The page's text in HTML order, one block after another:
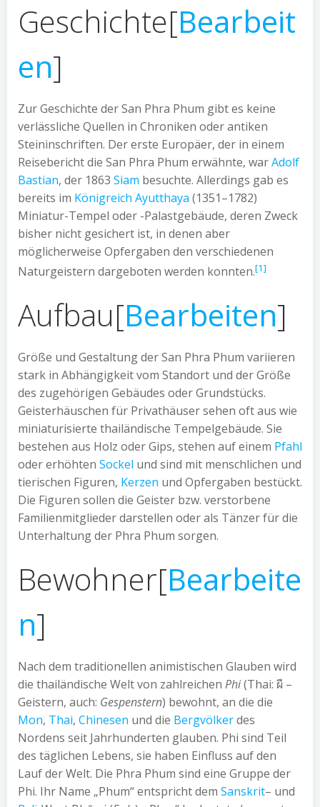
Geschichte[Bearbeit
en]
Zur Geschichte der San Phra Phum gibt es keine
verlässliche Quellen in Chroniken oder antiken
Steininschriften. Der erste Europäer, der in einem
Reisebericht die San Phra Phum erwähnte, warAdolf
Bastian, der 1863 Siam besuchte. Allerdings gab es
bereits im Königreich Ayutthaya (1351–1782)
Miniatur-Tempel oder -Palastgebäude, deren Zweck
bisher nicht gesichert ist, in denen aber
möglicherweise Opfergaben den verschiedenen
Naturgeistern dargeboten werden konnten.[1]
Aufbau[Bearbeiten]
Größe und Gestaltung der San Phra Phum variieren
stark in Abhängigkeit vom Standort und der Größe
des zugehörigen Gebäudes oder Grundstücks.
Geisterhäuschen für Privathäuser sehen oft aus wie
miniaturisierte thailändische Tempelgebäude. Sie
bestehen aus Holz oder Gips, stehen auf einem Pfahl
oder erhöhten Sockel und sind mit menschlichen und
tierischen Figuren, Kerzen und Opfergaben bestückt.
Die Figuren sollen die Geister bzw. verstorbene
Familienmitglieder darstellen oder als Tänzer für die
Unterhaltung der Phra Phum sorgen.
Bewohner[Bearbeite
n]
Nach dem traditionellen animistischen Glauben wird
die thailändische Welt von zahlreichen Phi(Thai: ผี –
Geistern, auch: Gespenstern) bewohnt, an die die
Mon, Thai, Chinesen und die Bergvölkerdes
Nordens seit Jahrhunderten glauben. Phi sind Teil
des täglichen Lebens, sie haben Einfluss auf den
Lauf der Welt. Die Phra Phum sind eine Gruppe der
Phi. Ihr Name „Phum“ entspricht dem Sanskrit– und